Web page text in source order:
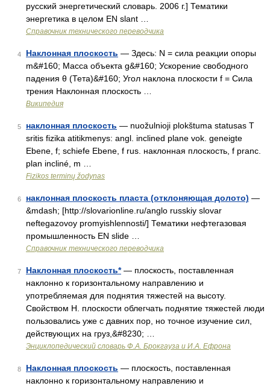
русский энергетический словарь. 2006 г.] Тематики
энергетика в целом EN slant …
Справочник технического переводчика
4 Наклонная плоскость — Здесь: N = сила реакции опоры
m&#160; Масса объекта g&#160; Ускорение свободного
падения θ (Тета)&#160; Угол наклона плоскости f = Сила
трения Наклонная плоскость …
Википедия
5 наклонная плоскость — nuožulnioji plokštuma statusas T
sritis fizika atitikmenys: angl. inclined plane vok. geneigte
Ebene, f; schiefe Ebene, f rus. наклонная плоскость, f pranc.
plan incliné, m …
Fizikos terminų žodynas
6 наклонная плоскость пласта (отклоняющая долото) —
&mdash; [http://slovarionline.ru/anglo russkiy slovar
neftegazovoy promyishlennosti/] Тематики нефтегазовая
промышленность EN slide …
Справочник технического переводчика
7 Наклонная плоскость*— плоскость, поставленная
наклонно к горизонтальному направлению и
употребляемая для поднятия тяжестей на высоту.
Свойством Н. плоскости облегчать поднятие тяжестей люди
пользовались уже с давних пор, но точное изучение сил,
действующих на груз,&#8230; …
Энциклопедический словарь Ф.А. Брокгауза и И.А. Ефрона
8 Наклонная плоскость — плоскость, поставленная
наклонно к горизонтальному направлению и